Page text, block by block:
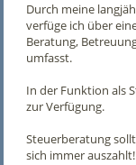
Durch meine
verfüge ich über
Beratung,
umfasst.
In der Funktion als
zur Verfügung.
Steuerberatung
sich immer auszahlt!